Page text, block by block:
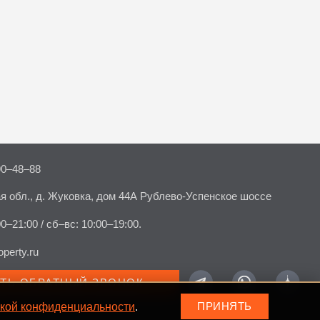
обл., д. Жуковка, дом 44А Рублево-Успенское шоссе
/ сб–вс: 10:00–19:00.
ОБРАТНЫЙ ЗВОНОК
конфиденциальности ПРИНЯТЬ